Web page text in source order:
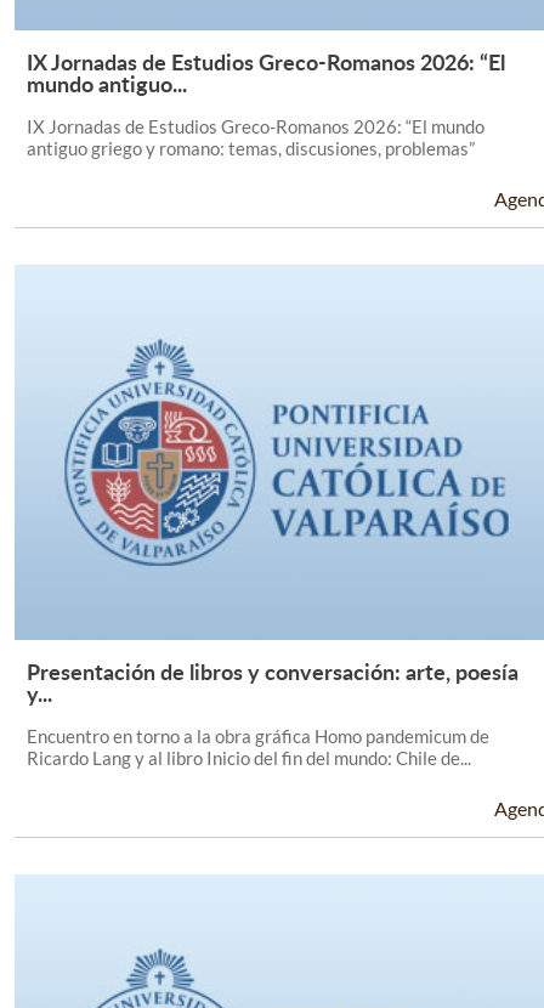
Leer Más +
IX Jornadas de Estudios Greco-Romanos 2026: “El
mundo antiguo...
IX Jornadas de Estudios Greco-Romanos 2026: “El mundo
antiguo griego y romano: temas, discusiones, problemas”
Leer Más +
Presentación de libros y conversación: arte, poesía
y...
Encuentro en torno a la obra gráfica Homo pandemicum de
Ricardo Lang y al libro Inicio del fin del mundo: Chile de...